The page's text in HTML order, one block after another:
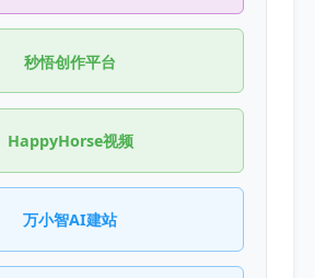
秒悟创作平台
HappyHorse视频
万小智AI建站